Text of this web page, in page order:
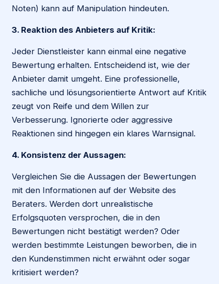
Noten) kann auf Manipulation hindeuten.
3. Reaktion des Anbieters auf Kritik:
Jeder Dienstleister kann einmal eine negative
Bewertung erhalten. Entscheidend ist, wie der
Anbieter damit umgeht. Eine professionelle,
sachliche und lösungsorientierte Antwort auf Kritik
zeugt von Reife und dem Willen zur
Verbesserung. Ignorierte oder aggressive
Reaktionen sind hingegen ein klares Warnsignal.
4. Konsistenz der Aussagen:
Vergleichen Sie die Aussagen der Bewertungen
mit den Informationen auf der Website des
Beraters. Werden dort unrealistische
Erfolgsquoten versprochen, die in den
Bewertungen nicht bestätigt werden? Oder
werden bestimmte Leistungen beworben, die in
den Kundenstimmen nicht erwähnt oder sogar
kritisiert werden?